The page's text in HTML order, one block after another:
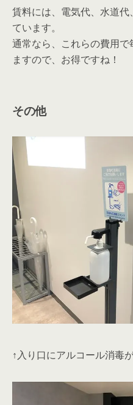
賃料には、電気代、水道
ています。
通常なら、これらの費用
ますので、お得ですね！
その他
↑入り口にアルコール消毒